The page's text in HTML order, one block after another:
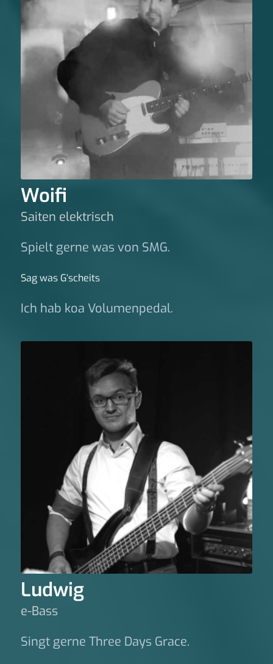
Woifi
Saiten elektrisch
Spielt gerne was von SMG.
Sag was G‘scheits
Ich hab koa Volumenpedal.
Ludwig
e-Bass
Singt gerne Three Days Grace.